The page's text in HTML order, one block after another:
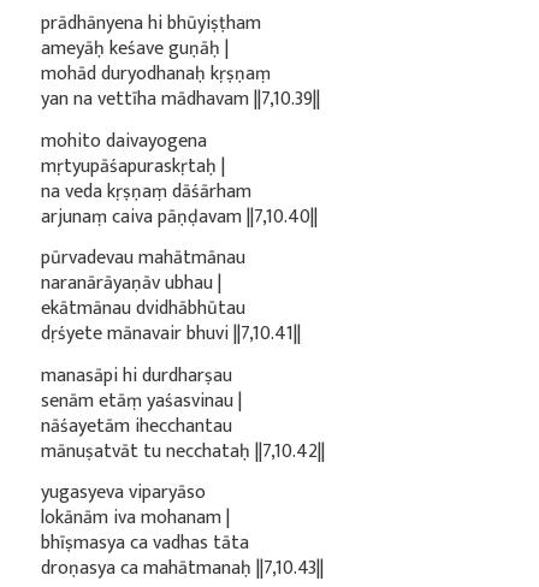
prādhānyena hi bhūyiṣṭham
ameyāḥ keśave guṇāḥ |
mohād duryodhanaḥ kṛṣṇaṃ
yan na vettīha mādhavam ||7,10.39||
mohito daivayogena
mṛtyupāśapuraskṛtaḥ |
na veda kṛṣṇaṃ dāśārham
arjunaṃ caiva pāṇḍavam ||7,10.40||
pūrvadevau mahātmānau
naranārāyaṇāv ubhau |
ekātmānau dvidhābhūtau
dṛśyete mānavair bhuvi ||7,10.41||
manasāpi hi durdharṣau
senām etāṃ yaśasvinau |
nāśayetām ihecchantau
mānuṣatvāt tu necchataḥ ||7,10.42||
yugasyeva viparyāso
lokānām iva mohanam |
bhīṣmasya ca vadhas tāta
droṇasya ca mahātmanaḥ ||7,10.43||